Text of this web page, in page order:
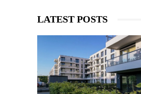
LATEST POSTS